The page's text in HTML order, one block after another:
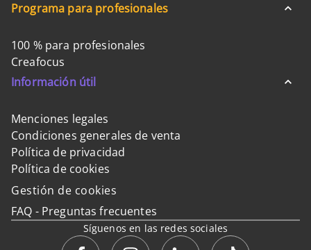
Programa para profesionales
100 % para profesionales
Creafocus
Información útil
Menciones legales
Condiciones generales de venta
Política de privacidad
Política de cookies
Gestión de cookies
FAQ - Preguntas frecuentes
Síguenos en las redes sociales